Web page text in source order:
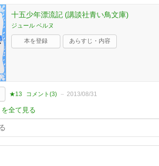
十五少年漂流記 (講談社青い鳥文庫)
ジュール ベルヌ
本を登録 あらすじ・内容
★13 コメント(3) 2013/08/31
全て見る